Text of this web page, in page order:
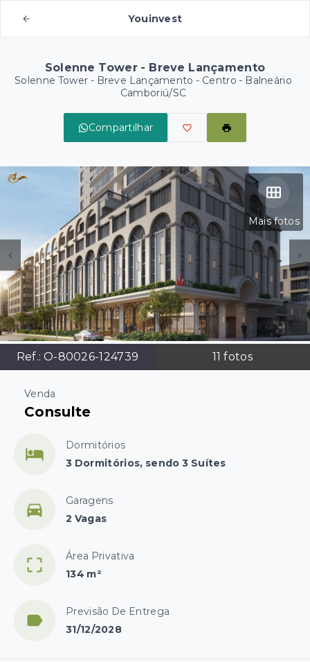
Youinvest
Solenne Tower - Breve Lançamento
Solenne Tower - Breve Lançamento - Centro - Balneário
Camboriú/SC
Compartilhar
Mais fotos
Ref.: O-80026-124739 11 fotos
Venda
Consulte
Dormitórios
3 Dormitórios, sendo 3 Suítes
Garagens
2 Vagas
Área Privativa
134 m²
Previsão De Entrega
31/12/2028